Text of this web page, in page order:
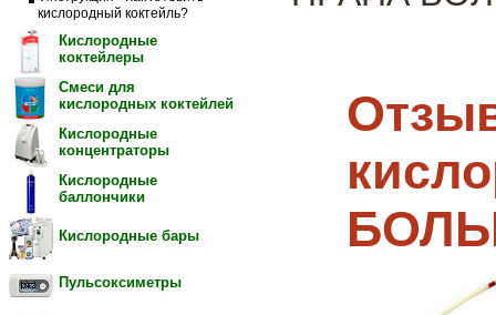
кислородный коктейль?
Кислородные
коктейлеры
Смеси для
кислородных коктейлей
Кислородные
концентраторы
Кислородные
баллончики
Кислородные бары
Пульсоксиметры